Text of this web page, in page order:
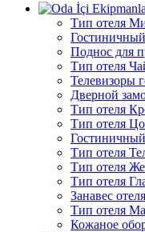
Тип отеля
Поднос для
Тип отеля
Телевизоры
Дверной
Тип отеля
Тип отеля
Тип отеля
Тип отеля
Тип отеля
Занавес отеля
Тип отеля
Кожаное